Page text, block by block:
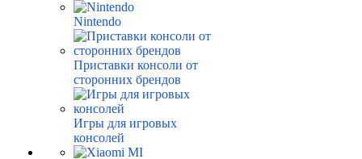
Nintendo
Приставки консоли от
сторонних брендов
Игры для игровых
консолей